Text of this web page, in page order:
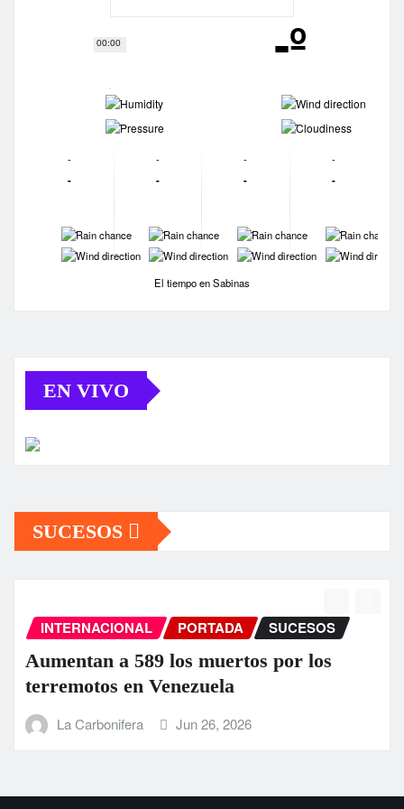
00:00 -º
-
-
-
-
-
-
-
-
-
-
-
-
-
-
-
-
-
-
-
-
El tiempo en Sabinas
EN VIVO
SUCESOS
INTERNACIONAL PORTADA SUCESOS
Aumentan a 589 los muertos por los
terremotos en Venezuela
La Carbonifera Jun 26, 2026